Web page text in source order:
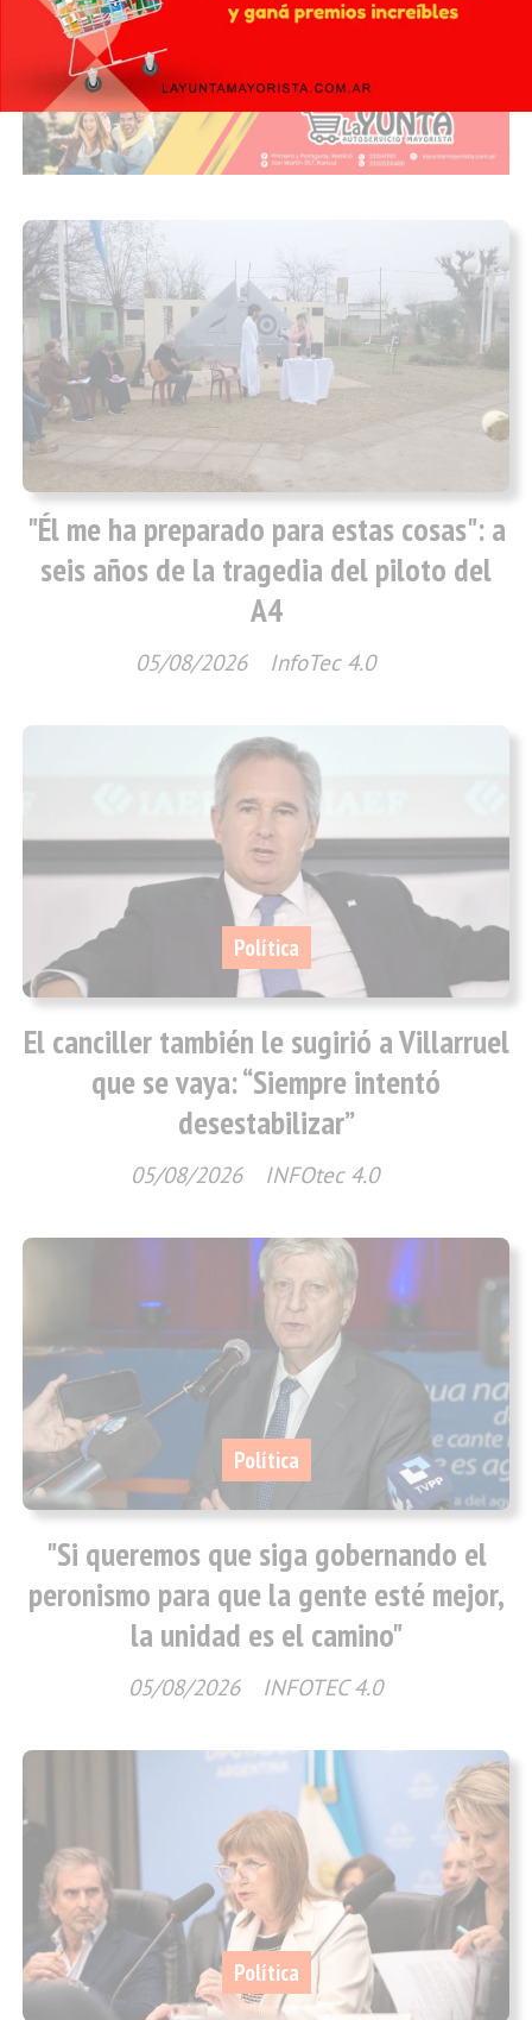
INFOTEC 4.0
17/07/2026
"Él me ha preparado para estas cosas": a
seis años de la tragedia del piloto del
A4
InfoTec 4.0
05/08/2026
El canciller también le sugirió a Villarruel
que se vaya: “Siempre intentó
desestabilizar”
INFOtec 4.0
Política
05/08/2026
"Si queremos que siga gobernando el
peronismo para que la gente esté mejor,
la unidad es el camino"
INFOTEC 4.0
Política
05/08/2026
Política